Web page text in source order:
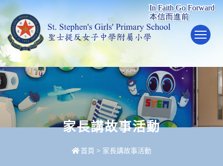
家長講故事活動
首頁 > 家長講故事活動